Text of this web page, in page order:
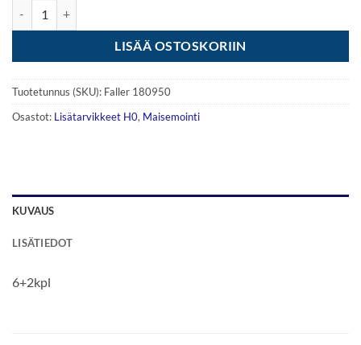
LISÄÄ OSTOSKORIIN
Tuotetunnus (SKU): Faller 180950
Osastot: Lisätarvikkeet H0, Maisemointi
KUVAUS
LISÄTIEDOT
6+2kpl